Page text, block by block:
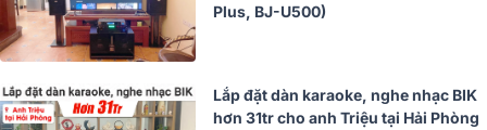
Plus, BJ-U500)
Lắp đặt dàn karaoke, nghe nhạc BIK
hơn 31tr cho anh Triệu tại Hải Phòng